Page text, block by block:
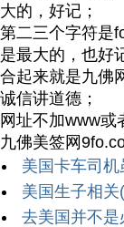
大的，好记；
第二三个字符是
是最大的，也好
合起来就是九佛
诚信讲道德；
网址不加www或
九佛美签网
美国卡车司
美国生子相关
去美国并不